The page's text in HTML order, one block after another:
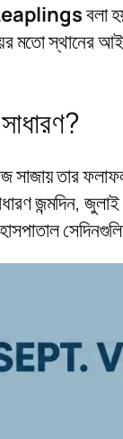
বলা
স্থানের আইনি
সাজায় তার
জন্মদিন,